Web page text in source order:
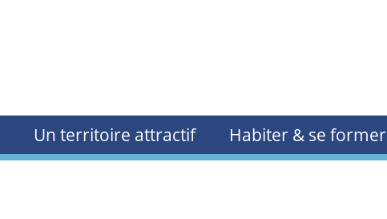
Un territoire attractif Habiter & se former